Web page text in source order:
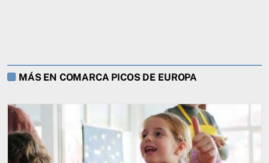
MÁS EN COMARCA PICOS DE EUROPA